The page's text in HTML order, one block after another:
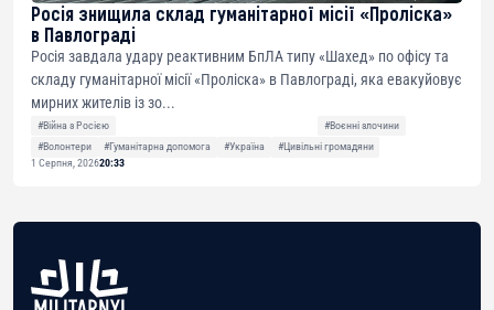
Росія знищила склад гуманітарної місії «Проліска»
в Павлограді
Росія завдала удару реактивним БпЛА типу «Шахед» по офісу та
складу гуманітарної місії «Проліска» в Павлограді, яка евакуйовує
мирних жителів із зо...
#Війна з Росією
#Воєнні злочини
#Волонтери
#Гуманітарна допомога #Україна
#Цивільні громадяни
1 Серпня, 202620:33